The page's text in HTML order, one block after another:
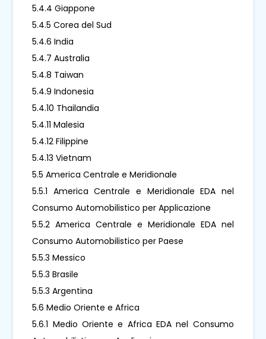
5.4.4 Giappone
5.4.5 Corea del Sud
5.4.6 India
5.4.7 Australia
5.4.8 Taiwan
5.4.9 Indonesia
5.4.10 Thailandia
5.4.11 Malesia
5.4.12 Filippine
5.4.13 Vietnam
5.5 America Centrale e Meridionale
5.5.1 America Centrale e Meridionale EDA nel
Consumo Automobilistico per Applicazione
5.5.2 America Centrale e Meridionale EDA nel
Consumo Automobilistico per Paese
5.5.3 Messico
5.5.3 Brasile
5.5.3 Argentina
5.6 Medio Oriente e Africa
5.6.1 Medio Oriente e Africa EDA nel Consumo